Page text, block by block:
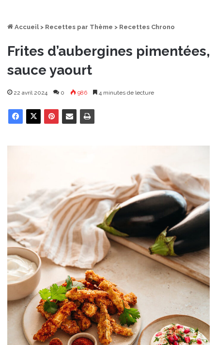
Accueil > Recettes par Thème > Recettes Chrono
Frites d’aubergines pimentées,
sauce yaourt
22 avril 2024 0 986 4 minutes de lecture